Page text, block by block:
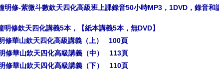
明修-紫微斗數欽天四化高級班上課錄音50小時MP3，1DVD，錄音和
明修欽天四化講義5本，【紙本講義5本，無DVD】
修華山欽天四化高級講義（上） 100頁
修華山欽天四化高級講義（中） 113頁
修華山欽天四化高級講義（下） 110頁